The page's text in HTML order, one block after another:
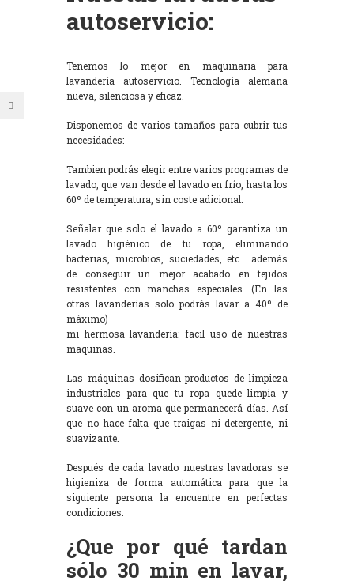
autoservicio:
Tenemos lo mejor en maquinaria para
lavandería autoservicio. Tecnología alemana
nueva, silenciosa y eficaz.
Disponemos de varios tamaños para cubrir tus
necesidades:
Tambien podrás elegir entre varios programas de
lavado, que van desde el lavado en frío, hasta los
60º de temperatura, sin coste adicional.
Señalar que solo el lavado a 60º garantiza un
lavado higiénico de tu ropa, eliminando
bacterias, microbios, suciedades, etc… además
de conseguir un mejor acabado en tejidos
resistentes con manchas especiales. (En las
otras lavanderías solo podrás lavar a 40º de
máximo)
mi hermosa lavandería: facil uso de nuestras
maquinas.
Las máquinas dosifican productos de limpieza
industriales para que tu ropa quede limpia y
suave con un aroma que permanecerá días. Así
que no hace falta que traigas ni detergente, ni
suavizante.
Después de cada lavado nuestras lavadoras se
higieniza de forma automática para que la
siguiente persona la encuentre en perfectas
condiciones.
¿Que por qué tardan
sólo 30 min en lavar,